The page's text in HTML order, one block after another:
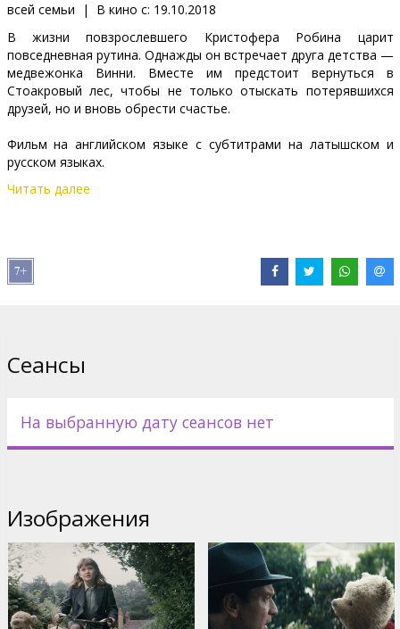
всей семьи
| В кино с: 19.10.2018
В жизни повзрослевшего Кристофера Робина царит
повседневная рутина. Однажды он встречает друга детства —
медвежонка Винни. Вместе им предстоит вернуться в
Стоакровый лес, чтобы не только отыскать потерявшихся
друзей, но и вновь обрести счастье.
Фильм на английском языке с субтитрами на латышском и
русском языках.
В ролях:
Hayley Atwell, Toby Jones ,Jim
Cummings
Читать далее
Сеансы
На выбранную дату сеансов нет
Изображения